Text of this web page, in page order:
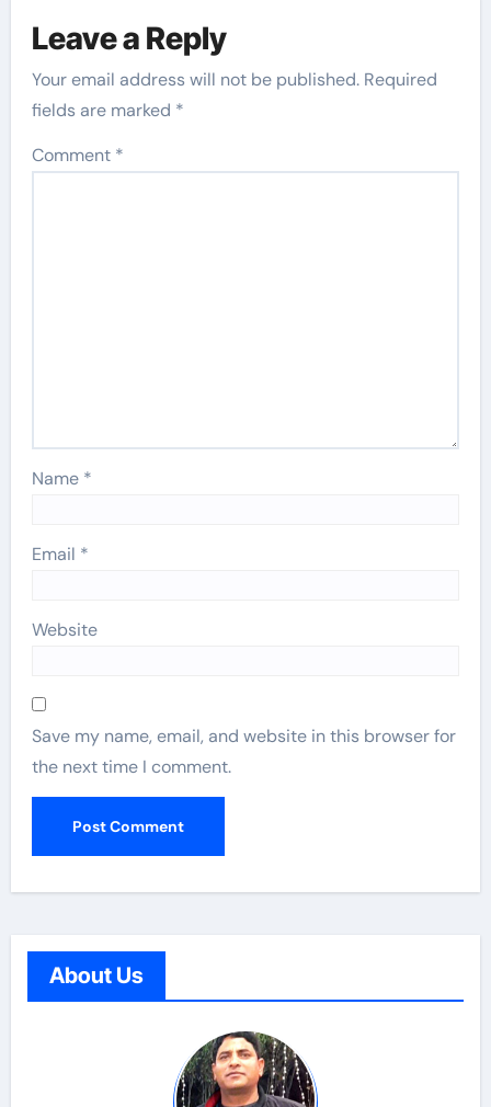
Leave a Reply
Your email address will not be published. Required
fields are marked *
Comment *
Name *
Email *
Website
Save my name, email, and website in this browser for
the next time I comment.
About Us